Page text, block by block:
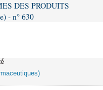
DES PRODUITS
- n° 630